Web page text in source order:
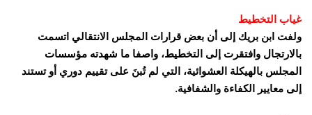
غياب التخطيط
ولفت ابن بريك إلى أن بعض قرارات المجلس الانتقالي اتسمت
بالارتجال وافتقرت إلى التخطيط، واصفا ما شهدته مؤسسات
المجلس بالهيكلة العشوائية، التي لم تُبنَ على تقييم دوري أو تستند
إلى معايير الكفاءة والشفافية.